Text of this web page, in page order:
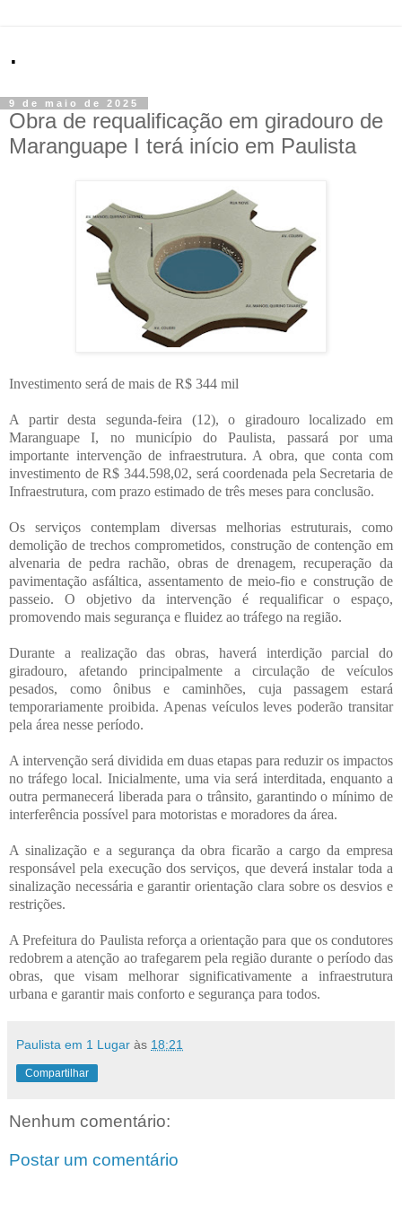
.
9 de maio de 2025
Obra de requalificação em giradouro de
Maranguape I terá início em Paulista
Investimento será de mais de R$ 344 mil
A partir desta segunda-feira (12), o giradouro localizado em
Maranguape I, no município do Paulista, passará por uma
importante intervenção de infraestrutura. A obra, que conta com
investimento de R$ 344.598,02, será coordenada pela Secretaria de
Infraestrutura, com prazo estimado de três meses para conclusão.
Os serviços contemplam diversas melhorias estruturais, como
demolição de trechos comprometidos, construção de contenção em
alvenaria de pedra rachão, obras de drenagem, recuperação da
pavimentação asfáltica, assentamento de meio-fio e construção de
passeio. O objetivo da intervenção é requalificar o espaço,
promovendo mais segurança e fluidez ao tráfego na região.
Durante a realização das obras, haverá interdição parcial do
giradouro, afetando principalmente a circulação de veículos
pesados, como ônibus e caminhões, cuja passagem estará
temporariamente proibida. Apenas veículos leves poderão transitar
pela área nesse período.
A intervenção será dividida em duas etapas para reduzir os impactos
no tráfego local. Inicialmente, uma via será interditada, enquanto a
outra permanecerá liberada para o trânsito, garantindo o mínimo de
interferência possível para motoristas e moradores da área.
A sinalização e a segurança da obra ficarão a cargo da empresa
responsável pela execução dos serviços, que deverá instalar toda a
sinalização necessária e garantir orientação clara sobre os desvios e
restrições.
A Prefeitura do Paulista reforça a orientação para que os condutores
redobrem a atenção ao trafegarem pela região durante o período das
obras, que visam melhorar significativamente a infraestrutura
urbana e garantir mais conforto e segurança para todos.
Paulista em 1 Lugar às 18:21
Compartilhar
Nenhum comentário:
Postar um comentário